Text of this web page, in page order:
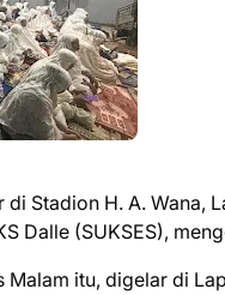
Stadion H. A. Wana,
Dalle (SUKSES),
itu, digelar di